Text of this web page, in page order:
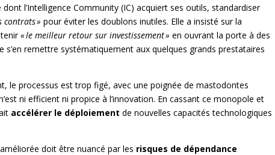
l’Intelligence Community (IC) acquiert ses outils, standardiser
contrats » pour éviter les doublons inutiles. Elle a insisté sur la
« le meilleur retour sur investissement » en ouvrant la porte à des
remettre systématiquement aux quelques grands prestataires
le processus est trop figé, avec une poignée de mastodontes
ni efficient ni propice à l’innovation. En cassant ce monopole et
accélérer le déploiement de nouvelles capacités technologiques
doit être nuancé par les risques de dépendance